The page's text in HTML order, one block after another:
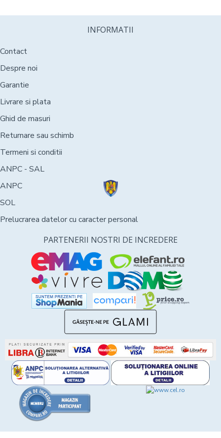
INFORMATII
Contact
Despre noi
Garantie
Livrare si plata
Ghid de masuri
Returnare sau schimb
Termeni si conditii
ANPC - SAL
ANPC
SOL
Prelucrarea datelor cu caracter personal
PARTENERII NOSTRI DE INCREDERE